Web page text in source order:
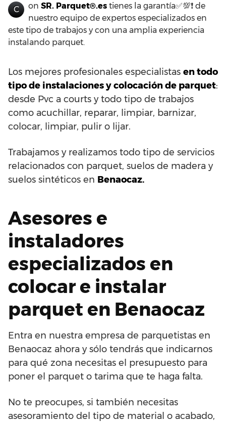
C on SR. Parquet®.es tienes la garantía✅💯❗ de
nuestro equipo de expertos especializados en
este tipo de trabajos y con una amplia experiencia
instalando parquet.
Los mejores profesionales especialistas en todo
tipo de instalaciones y colocación de parquet:
desde Pvc a courts y todo tipo de trabajos
como acuchillar, reparar, limpiar, barnizar,
colocar, limpiar, pulir o lijar.
Trabajamos y realizamos todo tipo de servicios
relacionados con parquet, suelos de madera y
suelos sintéticos en Benaocaz.
Asesores e
instaladores
especializados en
colocar e instalar
parquet en Benaocaz
Entra en nuestra empresa de parquetistas en
Benaocaz ahora y sólo tendrás que indicarnos
para qué zona necesitas el presupuesto para
poner el parquet o tarima que te haga falta.
No te preocupes, si también necesitas
asesoramiento del tipo de material o acabado,